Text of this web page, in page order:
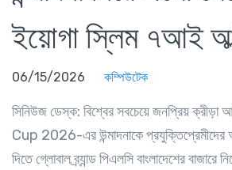
ইয়োগা স্লিম ৭আই
06/15/2026 কম্পিউটেক
সিনিউজ ডেস্ক: বিশ্বের সবচেয়ে জনপ্রিয়
Cup 2026-এর উন্মাদনাকে প্রযুক্তিপ্রেমীদের
দিতে গ্লোবাল ব্র্যান্ড পিএলসি বাংলাদেশের